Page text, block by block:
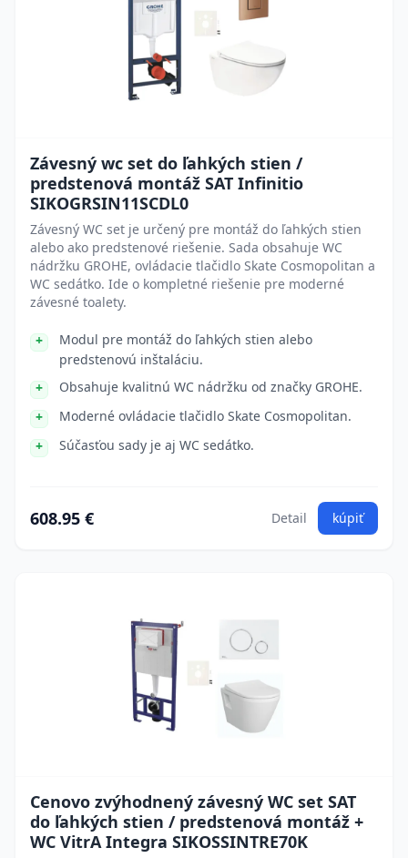
Závesný wc set do ľahkých stien /
predstenová montáž SAT Infinitio
SIKOGRSIN11SCDL0
Závesný WC set je určený pre montáž do ľahkých stien
alebo ako predstenové riešenie. Sada obsahuje WC
nádržku GROHE, ovládacie tlačidlo Skate Cosmopolitan a
WC sedátko. Ide o kompletné riešenie pre moderné
závesné toalety.
Modul pre montáž do ľahkých stien alebo
predstenovú inštaláciu.
Obsahuje kvalitnú WC nádržku od značky GROHE.
Moderné ovládacie tlačidlo Skate Cosmopolitan.
Súčasťou sady je aj WC sedátko.
608.95 € Detail kúpiť
Cenovo zvýhodnený závesný WC set SAT
do ľahkých stien / predstenová montáž +
WC VitrA Integra SIKOSSINTRE70K